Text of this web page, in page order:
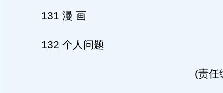
131 漫 画
132 个人问题
(责任